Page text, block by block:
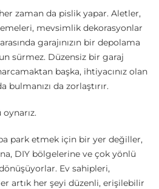
zaman da pislik yapar. Aletler,
mevsimlik dekorasyonlar
garajınızın bir depolama
sürmez. Düzensiz bir garaj
başka, ihtiyacınız olan
bulmanızı da zorlaştırır.
park etmek için bir yer değiller,
DIY bölgelerine ve çok yönlü
Ev sahipleri,
artık her şeyi düzenli, erişilebilir